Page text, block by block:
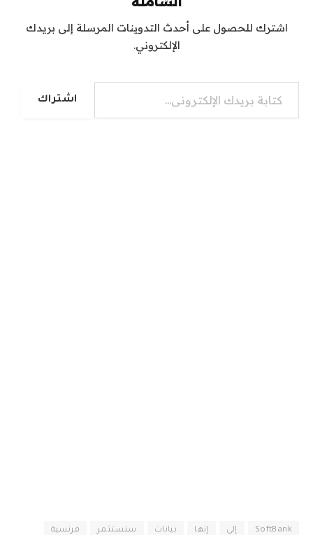
اشترك للحصول على أحدث التدوينات المرسلة إلى بريدك
الإلكتروني.
كتابة بريدك الإلكتروني...
اشتراك
SoftBank إلى إنها بيانات ستستثمر فرنسية